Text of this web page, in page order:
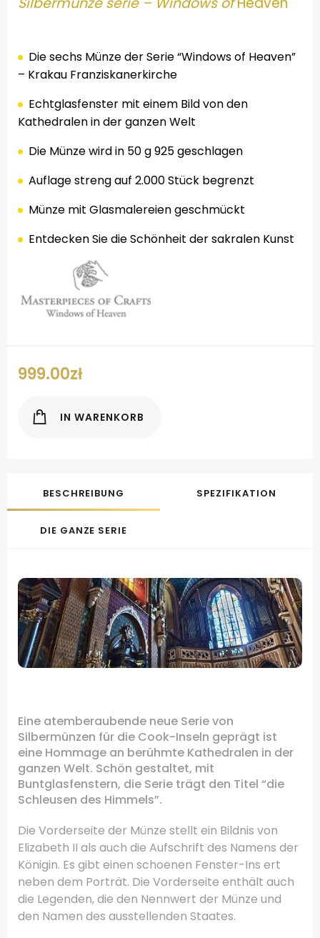
Die sechs Münzeder Serie“Windowsof Heaven”
– Krakau Franziskanerkirche
Echtglasfenster mit einem Bildvon den
Kathedralenin der ganzen Welt
Die Münze wirdin 50 g925geschlagen
Auflagestreng auf 2.000 Stück begrenzt
Münze mit Glasmalereiengeschmückt
Entdecken Siedie Schönheit dersakralen Kunst
999.00zł
IN WARENKORB
BESCHREIBUNG SPEZIFIKATION
DIE GANZE SERIE
Eine atemberaubende neue Serie von
Silbermünzen für die Cook-Inseln geprägt ist
eine Hommage an berühmte Kathedralen in der
ganzen Welt. Schön gestaltet, mit
Buntglasfenstern, die Serie trägt den Titel “die
Schleusen des Himmels”.
Die Vorderseite der Münze stellt ein Bildnis von
Elizabeth II als auch die Aufschrift des Namens der
Königin. Es gibt einen schoenen Fenster-Ins ert
neben dem Porträt. Die Vorderseite enthält auch
die Legenden, die den Nennwert der Münze und
den Namen des ausstellenden Staates.